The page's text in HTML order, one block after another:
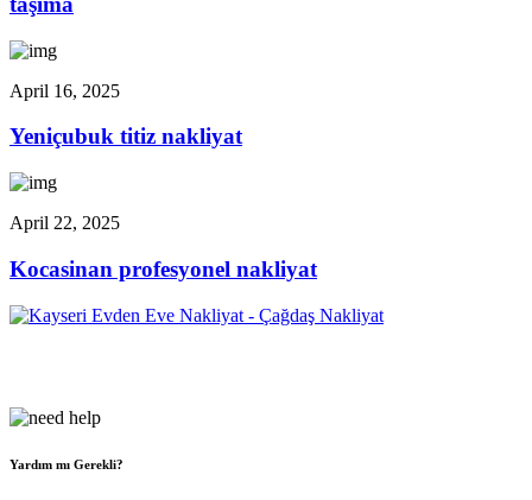
April 16, 2025
Yeniçubuk titiz nakliyat
April 22, 2025
Kocasinan profesyonel nakliyat
Yardım mı Gerekli?